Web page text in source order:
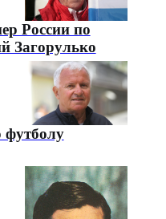
России по
Загорулько